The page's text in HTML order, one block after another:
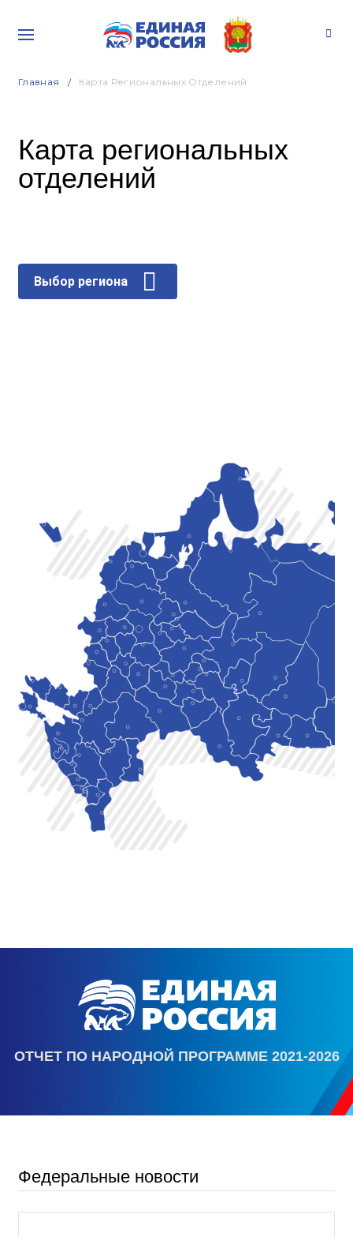
Главная Карта Региональных Отделений
Карта региональных
отделений
Выбор региона
ОТЧЕТ ПО НАРОДНОЙ ПРОГРАММЕ 2021-2026
Федеральные новости